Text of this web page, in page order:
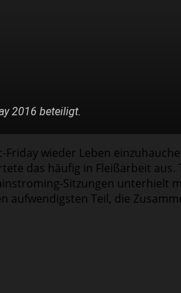
2016 beteiligt.
wieder Leben
das häufig in Fleißarbeit
Sitzungen unterhielt
Teil, die